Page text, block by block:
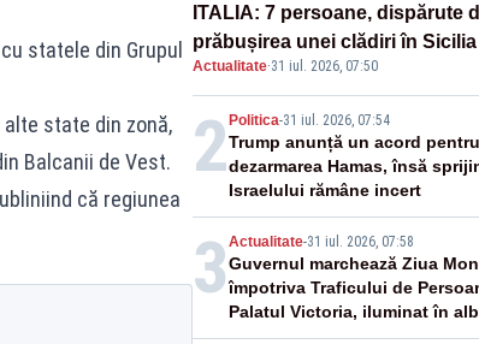
statele din Grupul
state din zonă,
Balcanii de Vest.
că regiunea
ITALIA: 7 persoane, dispărute
prăbușirea unei clădiri în Sicilia
Actualitate·31 iul. 2026, 07:50
2Politica-31 iul. 2026, 07:54
Trump anunță un acord pentru
dezarmarea Hamas, însă
Israelului rămâne incert
3 Actualitate-31 iul. 2026, 07:58
Guvernul marchează Ziua
împotriva Traficului de
Palatul Victoria, iluminat în